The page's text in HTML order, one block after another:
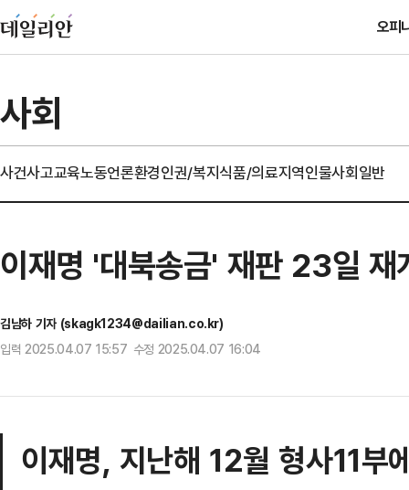
오피
사회
사건사고교육노동언론환경인권/복지식품/의료지역인물사회일반
이재명 '대북송금' 재판 23일
김남하 기자 (skagk1234@dailian.co.kr)
입력 2025.04.07 15:57 수정 2025.04.07 16:04
이재명, 지난해 12월 형사11